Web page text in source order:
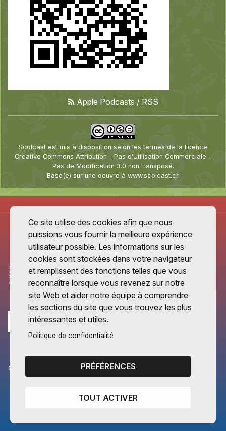
Apple Podcasts / RSS
Scolcast est mis à disposition selon les termes de la licence
Creative Commons Attribution - Pas d’Utilisation Commerciale -
Pas de Modification 3.0 non transposé.
Basé(e) sur une oeuvre à www.scolcast.ch
CANTONS PARTENAIRES
Vaud
Ce site utilise des cookies afin que nous
puissions vous fournir la meilleure expérience
utilisateur possible. Les informations sur les
cookies sont stockées dans votre navigateur
et remplissent des fonctions telles que vous
reconnaître lorsque vous revenez sur notre
site Web et aider notre équipe à comprendre
les sections du site que vous trouvez les plus
intéressantes et utiles.
Politique de confidentialité
PRÉFÉRENCES
TOUT ACTIVER